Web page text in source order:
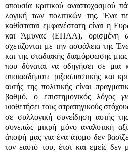
απουσία κριτικού αναστοχασμού
λογική των πολιτικών της. Ένα
καθίσταται εμφανέστατη είναι η
και Άμυνας (ΕΠΑΑ), ορισμένη
σχετίζονται με την ασφάλεια της
και της σταδιακής διαμόρφωσης μιας
που δύναται να οδηγήσει σε μια
οποιασδήποτε ριζοσπαστικής και
αυτής της πολιτικής είναι
βαθμό, ο επιστημονικός λόγος
υιοθετήσει τους στρατηγικούς
σε συλλογική συνείδηση αυτής της
συνεπώς μικρή μόνο αναλυτική
άποψή μας για ένα άτομο δεν
τον εαυτό του, έτσι και εμείς